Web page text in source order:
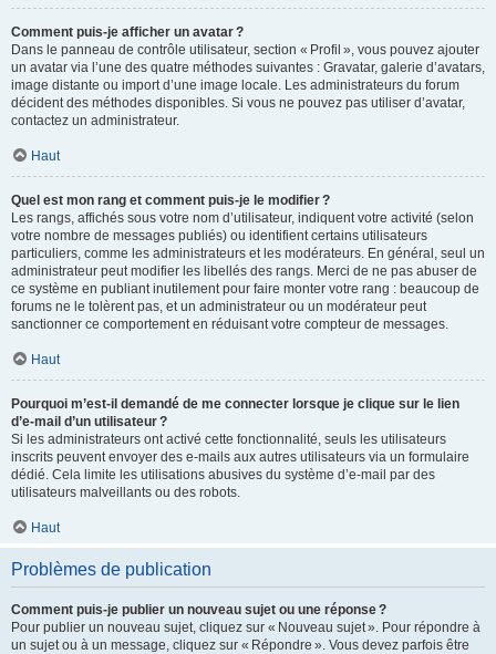
Comment puis-je afficher un avatar ?
Dans le panneau de contrôle utilisateur, section « Profil », vous pouvez ajouter
un avatar via l’une des quatre méthodes suivantes : Gravatar, galerie d’avatars,
image distante ou import d’une image locale. Les administrateurs du forum
décident des méthodes disponibles. Si vous ne pouvez pas utiliser d’avatar,
contactez un administrateur.
Haut
Quel est mon rang et comment puis-je le modifier ?
Les rangs, affichés sous votre nom d’utilisateur, indiquent votre activité (selon
votre nombre de messages publiés) ou identifient certains utilisateurs
particuliers, comme les administrateurs et les modérateurs. En général, seul un
administrateur peut modifier les libellés des rangs. Merci de ne pas abuser de
ce système en publiant inutilement pour faire monter votre rang : beaucoup de
forums ne le tolèrent pas, et un administrateur ou un modérateur peut
sanctionner ce comportement en réduisant votre compteur de messages.
Haut
Pourquoi m’est-il demandé de me connecter lorsque je clique sur le lien
d’e-mail d’un utilisateur ?
Si les administrateurs ont activé cette fonctionnalité, seuls les utilisateurs
inscrits peuvent envoyer des e-mails aux autres utilisateurs via un formulaire
dédié. Cela limite les utilisations abusives du système d’e-mail par des
utilisateurs malveillants ou des robots.
Haut
Problèmes de publication
Comment puis-je publier un nouveau sujet ou une réponse ?
Pour publier un nouveau sujet, cliquez sur « Nouveau sujet ». Pour répondre à
un sujet ou à un message, cliquez sur « Répondre ». Vous devez parfois être